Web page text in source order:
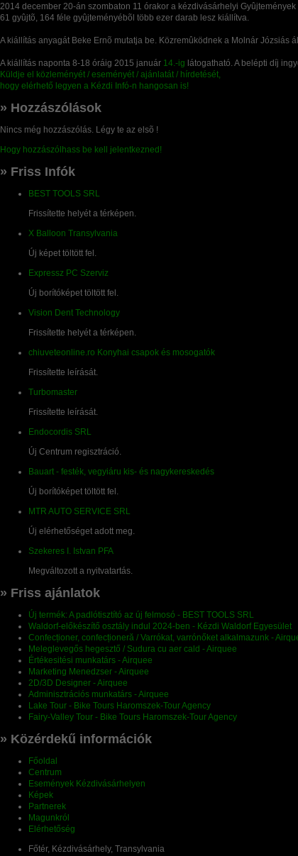
2014 december 20-án szombaton 11 órakor a kézdivásárhelyi
61 gyûjtõ, 164 féle gyûjteményébõl több ezer darab lesz kiállítva.
A kiállítás anyagát Beke Ernõ mutatja be. Közremûködnek a Molnár
A kiállítás naponta 8-18 óráig 2015 január 14.-ig látogatható. A belépti díj
Küldje el közleményét / eseményét / ajánlatát / hírdetését,
hogy elérhető legyen a Kézdi Infó-n hangosan is!
» Hozzászólások
Nincs még hozzászólás. Légy te az elsõ !
Hogy hozzászólhass be kell jelentkezned!
» Friss Infók
BEST TOOLS SRL
Frissítette helyét a térképen.
X Balloon Transylvania
Új képet töltött fel.
Expressz PC Szerviz
Új borítóképet töltött fel.
Vision Dent Technology
Frissítette helyét a térképen.
chiuveteonline.ro Konyhai csapok és mosogatók
Frissítette leírását.
Turbomaster
Frissítette leírását.
Endocordis SRL
Új Centrum regisztráció.
Bauart - festék, vegyiáru kis- és nagykereskedés
Új borítóképet töltött fel.
MTR AUTO SERVICE SRL
Új elérhetőséget adott meg.
Szekeres I. Istvan PFA
Megváltozott a nyitvatartás.
» Friss ajánlatok
Új termék: A padlótisztító az új felmosó - BEST TOOLS SRL
Waldorf-előkészítő osztály indul 2024-ben - Kézdi Waldorf Egyesület
Confecționer, confecționeră / Varrókat, varrónőket alkalmazunk -
Meleglevegős hegesztő / Sudura cu aer cald - Airquee
Értékesitési munkatárs - Airquee
Marketing Menedzser - Airquee
2D/3D Designer - Airquee
Adminisztrációs munkatárs - Airquee
Lake Tour - Bike Tours Haromszek-Tour Agency
Fairy-Valley Tour - Bike Tours Haromszek-Tour Agency
» Közérdekű információk
Főoldal
Centrum
Események Kézdivásárhelyen
Képek
Partnerek
Magunkról
Elérhetőség
Főtér, Kézdivásárhely, Transylvania